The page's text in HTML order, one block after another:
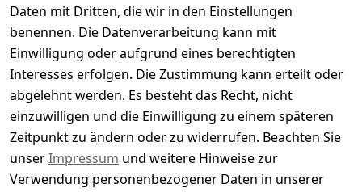
5
( 0 )
4
( 0 )
3
( 0 )
2
( 0 )
1
( 0 )
Es hat noch niemand eine Bewertung für diesen
Artikel abgegeben
Daten mit Dritten, die wir in den Einstellungen
benennen. Die Datenverarbeitung kann mit
Einwilligung oder aufgrund eines berechtigten
Interesses erfolgen. Die Zustimmung kann erteilt oder
abgelehnt werden. Es besteht das Recht, nicht
einzuwilligen und die Einwilligung zu einem späteren
Zeitpunkt zu ändern oder zu widerrufen. Beachten Sie
unserImpressum und weitere Hinweise zur
Verwendung personenbezogener Daten in unserer